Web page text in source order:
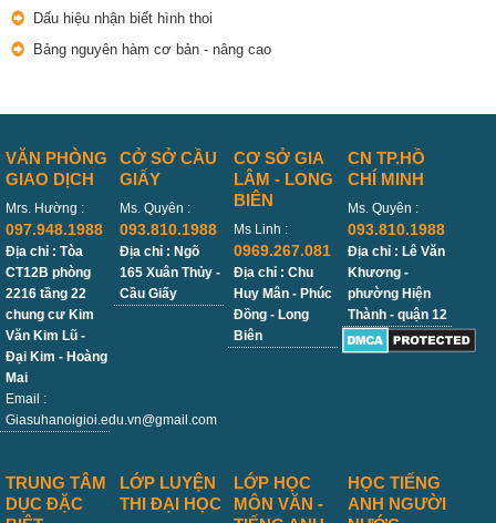
Dấu hiệu nhận biết hình thoi
Bảng nguyên hàm cơ bản - nâng cao
VĂN PHÒNG
GIAO DỊCH
Mrs. Hường :
097.948.1988
Địa chỉ : Tòa
CT12B phòng
2216 tầng 22
chung cư Kim
Văn Kim Lũ -
Đại Kim - Hoàng
Mai
Email :
Giasuhanoigioi.edu.vn@gmail.com
CỞ SỞ CẦU
GIẤY
Ms. Quyên :
093.810.1988
Địa chỉ : Ngõ
165 Xuân Thủy -
Cầu Giấy
CƠ SỞ GIA
LÂM - LONG
BIÊN
Ms Linh :
0969.267.081
Địa chỉ : Chu
Huy Mân - Phúc
Đồng - Long
Biên
CN TP.HỒ
CHÍ MINH
Ms. Quyên :
093.810.1988
Địa chỉ : Lê Văn
Khương -
phường Hiện
Thành - quận 12
TRUNG TÂM
DỤC ĐẶC
LỚP LUYỆN
THI ĐẠI HỌC
LỚP HỌC
MÔN VĂN -
HỌC TIẾNG
ANH NGƯỜI